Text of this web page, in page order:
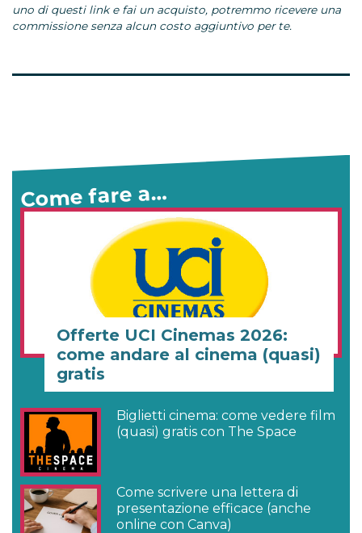
uno di questi link e fai un acquisto, potremmo ricevere una
commissione senza alcun costo aggiuntivo per te.
Come fare a…
Offerte UCI Cinemas 2026:
come andare al cinema (quasi)
gratis
Biglietti cinema: come vedere film
(quasi) gratis con The Space
Come scrivere una lettera di
presentazione efficace (anche
online con Canva)